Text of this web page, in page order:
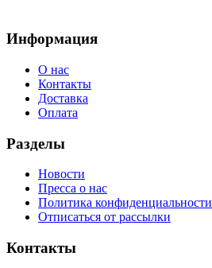
Информация
О нас
Контакты
Доставка
Оплата
Разделы
Новости
Пресса о нас
Политика конфиденциальности
Отписаться от рассылки
Контакты